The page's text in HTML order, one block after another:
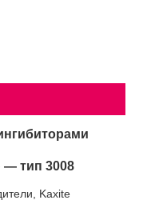
тип 3008
Kaxite